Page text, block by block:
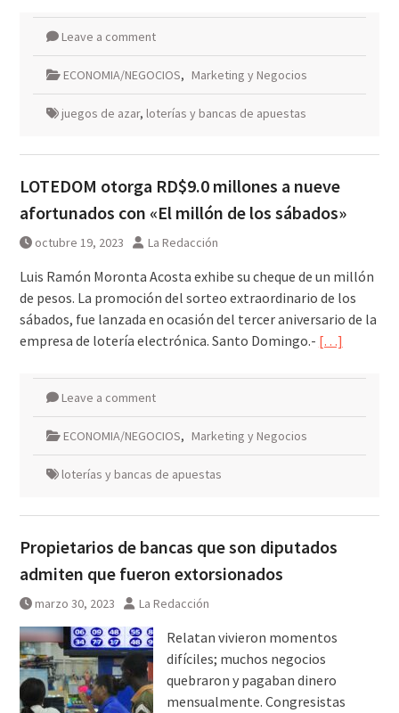
Leave a comment
ECONOMIA/NEGOCIOS, Marketing y Negocios
juegos de azar, loterías y bancas de apuestas
LOTEDOM otorga RD$9.0 millones a nueve
afortunados con «El millón de los sábados»
octubre 19, 2023 La Redacción
Luis Ramón Moronta Acosta exhibe su cheque de un millón
de pesos. La promoción del sorteo extraordinario de los
sábados, fue lanzada en ocasión del tercer aniversario de la
empresa de lotería electrónica. Santo Domingo.- […]
Leave a comment
ECONOMIA/NEGOCIOS, Marketing y Negocios
loterías y bancas de apuestas
Propietarios de bancas que son diputados
admiten que fueron extorsionados
marzo 30, 2023 La Redacción
Relatan vivieron momentos
difíciles; muchos negocios
quebraron y pagaban dinero
mensualmente. Congresistas